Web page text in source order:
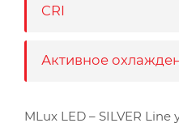
CRI
Активное
MLux LED – SILVER